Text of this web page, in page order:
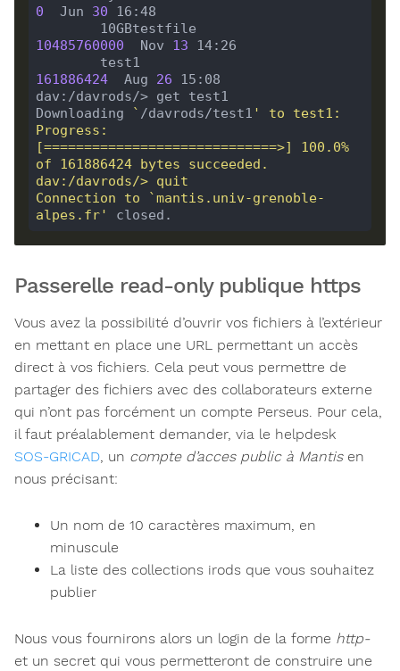
0
  Jun
30
10485760000
  Nov
13
161886424
  Aug
26
Downloading
` /davrods/test1
Progress:
[=============================>] 100.0%
Connection to `mantis.univ-grenoble-
alpes.fr'
Passerelle read-only publique https
Vous avez la possibilité d’ouvrir vos fichiers à l’extérieur
en mettant en place une URL permettant un accès
direct à vos fichiers. Cela peut vous permettre de
partager des fichiers avec des collaborateurs externe
qui n’ont pas forcément un compte Perseus. Pour cela,
il faut préalablement demander, via le helpdesk
SOS-GRICAD, un compte d’acces public à Mantisen
nous précisant:
Un nom de 10 caractères maximum, en
minuscule
La liste des collections irods que vous souhaitez
publier
Nous vous fournirons alors un login de la forme http-
et un secret qui vous permetteront de construire une